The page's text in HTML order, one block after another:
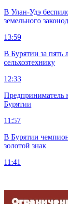
В Улан-Удэ
земельного
13:59
В Бурятии за пять
сельхозтехнику
12:33
Предприниматель
Бурятии
11:57
В Бурятии
золотой знак
11:41